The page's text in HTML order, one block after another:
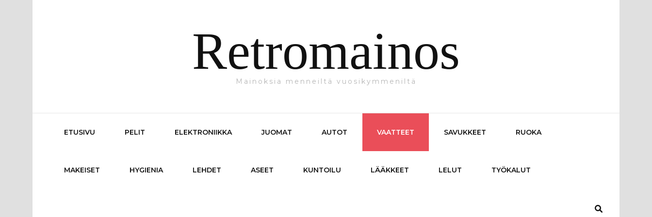
Retromainos
Mainoksia menneiltä vuosikymmeniltä
ETUSIVU PELIT ELEKTRONIIKKA JUOMAT AUTOT VAATTEET SAVUKKEET RUOKA
MAKEISET HYGIENIA LEHDET ASEET KUNTOILU LÄÄKKEET LELUT TYÖKALUT